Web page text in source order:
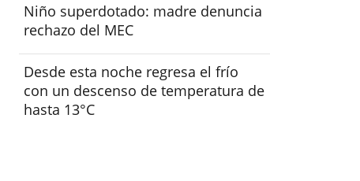
Niño superdotado: madre denuncia
rechazo del MEC
Desde esta noche regresa el frío
con un descenso de temperatura de
hasta 13°C